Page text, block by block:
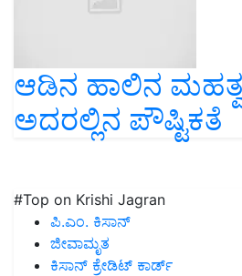
ಆಡಿನ ಹಾಲಿನ
ಅದರಲ್ಲಿನ ಪೌಷ್ಟಿಕತೆ
#Top on Krishi Jagran
ಪಿ.ಎಂ. ಕಿಸಾನ್
ಜೀವಾಮೃತ
ಕಿಸಾನ್ ಕ್ರೇಡಿಟ್ ಕಾರ್ಡ್